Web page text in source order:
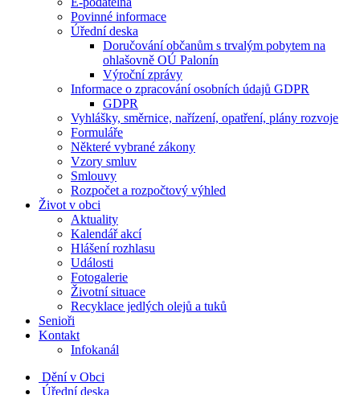
Povinné informace
Úřední deska
Doručování občanům s trvalým pobytem na
ohlašovně OÚ Palonín
Výroční zprávy
Informace o zpracování osobních údajů GDPR
GDPR
Vyhlášky, směrnice, nařízení, opatření, plány rozvoje
Formuláře
Některé vybrané zákony
Vzory smluv
Smlouvy
Rozpočet a rozpočtový výhled
Život v obci
Aktuality
Kalendář akcí
Hlášení rozhlasu
Události
Fotogalerie
Životní situace
Recyklace jedlých olejů a tuků
Senioři
Kontakt
Infokanál
Dění v Obci
Úřední deska